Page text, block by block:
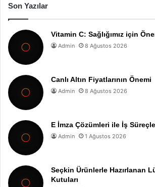
Son Yazılar
Vitamin C: Sağlığımız için
Admin 8 Ağustos 2026
Canlı Altın Fiyatlarının Önemi
Admin 8 Ağustos 2026
E İmza Çözümleri ile İş
Admin 1 Ağustos 2026
Seçkin Ürünlerle Hazırlanan
Kutuları